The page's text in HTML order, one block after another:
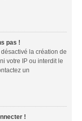
pas !
la création de
votre IP ou interdit le
un
!